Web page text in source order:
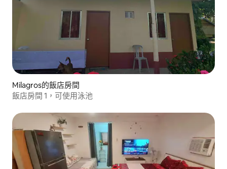
Milagros的飯店房間
飯店房間 1，可使用泳池